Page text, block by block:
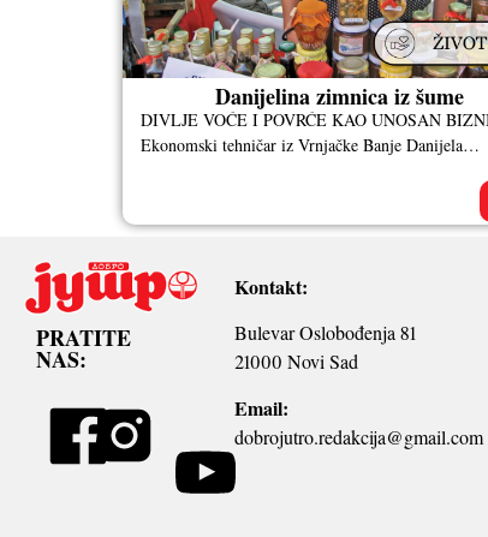
Danijelina zimnica iz šume
DIVLJE VOĆE I POVRĆE KAO UNOSAN
Ekonomski tehničar iz Vrnjačke Banje Danijela
PRATITE
NAS:
Kontakt:
Bulevar Oslobođenja 81
21000 Novi Sad
Email:
dobrojutro.redakcija@gmail.com